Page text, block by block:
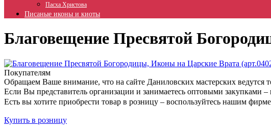
Пасха Христова
Писаные иконы и киоты
Благовещение Пресвятой
Покупателям
Обращаем Ваше внимание, что на сайте Даниловских мастерских
Если Вы представитель организации и занимаетесь оптовыми закупками
Есть вы хотите приобрести товар в розницу – воспользуйтесь нашим
Купить в розницу